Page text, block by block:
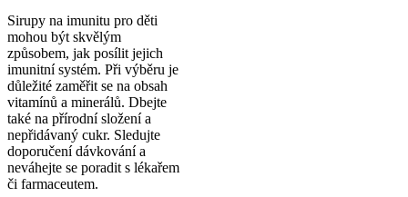
Sirupy na imunitu pro děti
mohou být skvělým
způsobem, jak posílit jejich
imunitní systém. Při výběru je
důležité zaměřit se na obsah
vitamínů a minerálů. Dbejte
také na přírodní složení a
nepřidávaný cukr. Sledujte
doporučení dávkování a
neváhejte se poradit s lékařem
či farmaceutem.